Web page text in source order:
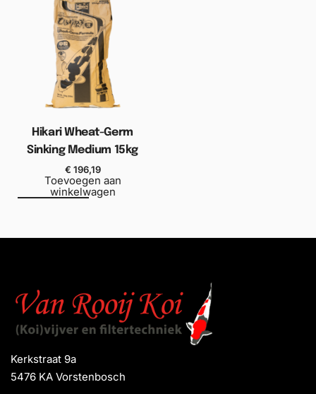
Hikari Wheat-Germ
Sinking Medium 15kg
€ 196,19
Toevoegen aan
winkelwagen
Kerkstraat 9a
5476 KA Vorstenbosch